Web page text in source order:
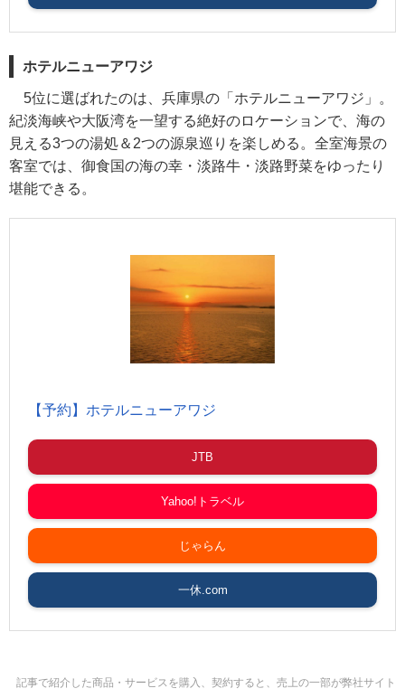
ホテルニューアワジ
5位に選ばれたのは、兵庫県の「ホテルニューアワジ」。
紀淡海峡や大阪湾を一望する絶好のロケーションで、海の
見える3つの湯処＆2つの源泉巡りを楽しめる。全室海景の
客室では、御食国の海の幸・淡路牛・淡路野菜をゆったり
堪能できる。
【予約】ホテルニューアワジ
JTB
Yahoo!トラベル
じゃらん
一休.com
記事で紹介した商品・サービスを購入、契約すると、売上の一部が弊社サイト